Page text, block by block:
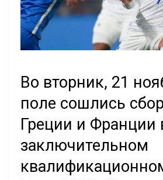
Во вторник, 21
поле сошлись
Греции и Франции
заключительном